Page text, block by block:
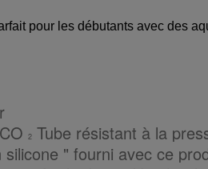
pour les débutants avec des
CO 2 Tube résistant à la
silicone " fourni avec ce